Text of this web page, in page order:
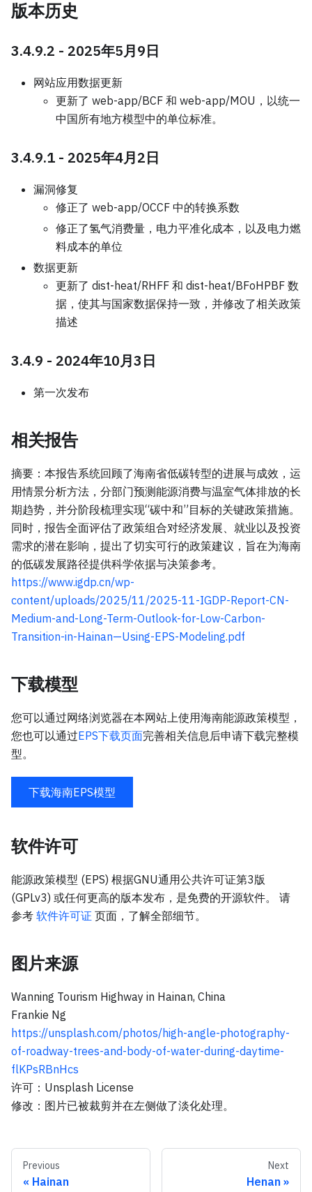
版本历史
3.4.9.2 - 2025年5月9日
网站应用数据更新
更新了 web-app/BCF 和 web-app/MOU，以统一
中国所有地方模型中的单位标准。
3.4.9.1 - 2025年4月2日
漏洞修复
修正了 web-app/OCCF 中的转换系数
修正了氢气消费量，电力平准化成本，以及电力燃
料成本的单位
数据更新
更新了 dist-heat/RHFF 和 dist-heat/BFoHPBF 数
据，使其与国家数据保持一致，并修改了相关政策
描述
3.4.9 - 2024年10月3日
第一次发布
相关报告
摘要：本报告系统回顾了海南省低碳转型的进展与成效，运
用情景分析方法，分部门预测能源消费与温室气体排放的长
期趋势，并分阶段梳理实现“碳中和”目标的关键政策措施。
同时，报告全面评估了政策组合对经济发展、就业以及投资
需求的潜在影响，提出了切实可行的政策建议，旨在为海南
的低碳发展路径提供科学依据与决策参考。
https://www.igdp.cn/wp-
content/uploads/2025/11/2025-11-IGDP-Report-CN-
Medium-and-Long-Term-Outlook-for-Low-Carbon-
Transition-in-Hainan—Using-EPS-Modeling.pdf
下载模型
您可以通过网络浏览器在本网站上使用海南能源政策模型，
您也可以通过EPS下载页面完善相关信息后申请下载完整模
型。
下载海南EPS模型
软件许可
能源政策模型 (EPS) 根据GNU通用公共许可证第3版
(GPLv3) 或任何更高的版本发布，是免费的开源软件。 请
参考 软件许可证 页面，了解全部细节。
图片来源
Wanning Tourism Highway in Hainan, China
Frankie Ng
https://unsplash.com/photos/high-angle-photography-
of-roadway-trees-and-body-of-water-during-daytime-
flKPsRBnHcs
许可：Unsplash License
修改：图片已被裁剪并在左侧做了淡化处理。
Previous
Hainan
Next
Henan